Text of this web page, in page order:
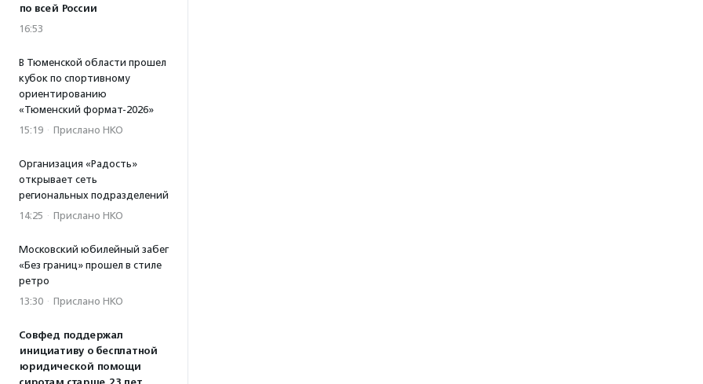
по всей России
16:53
В Тюменской области прошел
кубок по спортивному
ориентированию
«Тюменский формат-2026»
15:19 · Прислано НКО
Организация «Радость»
открывает сеть
региональных подразделений
14:25 · Прислано НКО
Московский юбилейный забег
«Без границ» прошел в стиле
ретро
13:30 · Прислано НКО
Совфед поддержал
инициативу о бесплатной
юридической помощи